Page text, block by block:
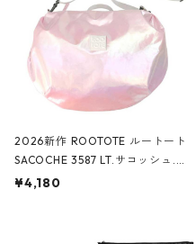
2026新作 ROOTOTE ルートート
SACOCHE 3587 LT.サコッシュ.ル
ミエ-B ショルダーバッグ グロスピ
¥4,180